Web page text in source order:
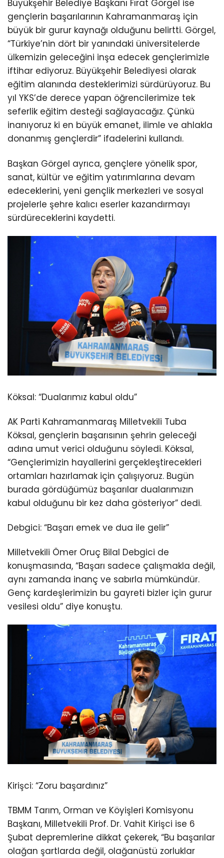
Büyükşehir Belediye Başkanı Fırat Görgel ise
gençlerin başarılarının Kahramanmaraş için
büyük bir gurur kaynağı olduğunu belirtti. Görgel,
“Türkiye’nin dört bir yanındaki üniversitelerde
ülkemizin geleceğini inşa edecek gençlerimizle
iftihar ediyoruz. Büyükşehir Belediyesi olarak
eğitim alanında desteklerimizi sürdürüyoruz. Bu
yıl YKS’de derece yapan öğrencilerimize tek
seferlik eğitim desteği sağlayacağız. Çünkü
inanıyoruz ki en büyük emanet, ilimle ve ahlakla
donanmış gençlerdir” ifadelerini kullandı.
Başkan Görgel ayrıca, gençlere yönelik spor,
sanat, kültür ve eğitim yatırımlarına devam
edeceklerini, yeni gençlik merkezleri ve sosyal
projelerle şehre kalıcı eserler kazandırmayı
sürdüreceklerini kaydetti.
Köksal: “Dualarımız kabul oldu”
AK Parti Kahramanmaraş Milletvekili Tuba
Köksal, gençlerin başarısının şehrin geleceği
adına umut verici olduğunu söyledi. Köksal,
“Gençlerimizin hayallerini gerçekleştirecekleri
ortamları hazırlamak için çalışıyoruz. Bugün
burada gördüğümüz başarılar dualarımızın
kabul olduğunu bir kez daha gösteriyor” dedi.
Debgici: “Başarı emek ve dua ile gelir”
Milletvekili Ömer Oruç Bilal Debgici de
konuşmasında, “Başarı sadece çalışmakla değil,
aynı zamanda inanç ve sabırla mümkündür.
Genç kardeşlerimizin bu gayreti bizler için gurur
vesilesi oldu” diye konuştu.
Kirişci: “Zoru başardınız”
TBMM Tarım, Orman ve Köyişleri Komisyonu
Başkanı, Milletvekili Prof. Dr. Vahit Kirişci ise 6
Şubat depremlerine dikkat çekerek, “Bu başarılar
olağan şartlarda değil, olağanüstü zorluklar